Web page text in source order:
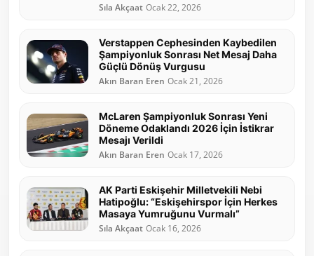
Sıla Akçaat Ocak 22, 2026
Verstappen Cephesinden Kaybedilen
Şampiyonluk Sonrası Net Mesaj Daha
Güçlü Dönüş Vurgusu
Akın Baran Eren Ocak 21, 2026
McLaren Şampiyonluk Sonrası Yeni
Döneme Odaklandı 2026 İçin İstikrar
Mesajı Verildi
Akın Baran Eren Ocak 17, 2026
AK Parti Eskişehir Milletvekili Nebi
Hatipoğlu: “Eskişehirspor İçin Herkes
Masaya Yumruğunu Vurmalı”
Sıla Akçaat Ocak 16, 2026